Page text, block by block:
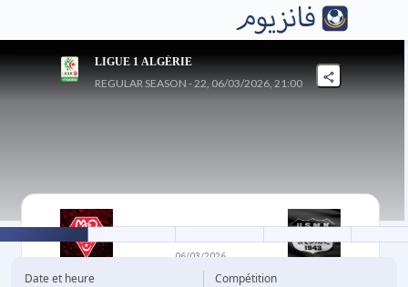
LIGUE 1 ALGÉRIE
REGULAR SEASON - 22, 06/03/2026, 21:00
MC ORAN
06/03/2026
Date et heure
Compétition